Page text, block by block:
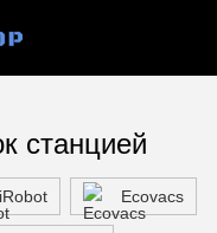
станцией
iRobot Ecovacs